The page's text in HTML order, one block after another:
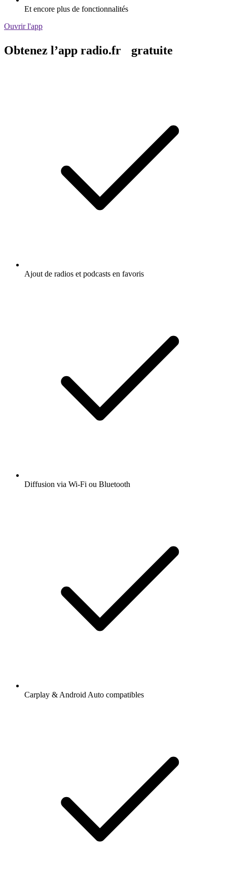
Et encore plus de fonctionnalités
Ouvrir l'app
Obtenez l’app radio.fr gratuite
Ajout de radios et podcasts en favoris
Diffusion via Wi-Fi ou Bluetooth
Carplay & Android Auto compatibles